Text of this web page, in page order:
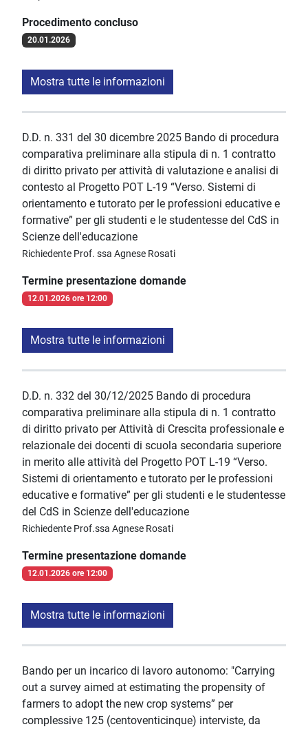
Procedimento concluso
20.01.2026
Mostra tutte le informazioni
D.D. n. 331 del 30 dicembre 2025 Bando di procedura
comparativa preliminare alla stipula di n. 1 contratto
di diritto privato per attività di valutazione e analisi di
contesto al Progetto POT L-19 “Verso. Sistemi di
orientamento e tutorato per le professioni educative e
formative” per gli studenti e le studentesse del CdS in
Scienze dell'educazione
Richiedente Prof. ssa Agnese Rosati
Termine presentazione domande
12.01.2026 ore 12:00
Mostra tutte le informazioni
D.D. n. 332 del 30/12/2025 Bando di procedura
comparativa preliminare alla stipula di n. 1 contratto
di diritto privato per Attività di Crescita professionale e
relazionale dei docenti di scuola secondaria superiore
in merito alle attività del Progetto POT L-19 “Verso.
Sistemi di orientamento e tutorato per le professioni
educative e formative” per gli studenti e le studentesse
del CdS in Scienze dell'educazione
Richiedente Prof.ssa Agnese Rosati
Termine presentazione domande
12.01.2026 ore 12:00
Mostra tutte le informazioni
Bando per un incarico di lavoro autonomo: "Carrying
out a survey aimed at estimating the propensity of
farmers to adopt the new crop systems” per
complessive 125 (centoventicinque) interviste, da